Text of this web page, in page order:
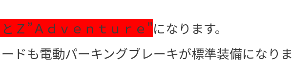
Ｚ”Ａｄｖｅｎｔｕｒｅ"になります。
ドも電動パーキングブレーキが標準装備になりま